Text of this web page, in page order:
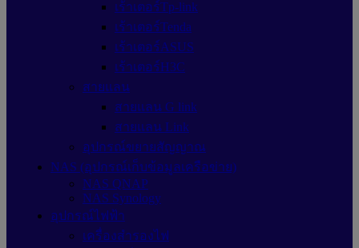
เร้าเตอร์Tp-link
เร้าเตอร์Tenda
เร้าเตอร์ASUS
เร้าเตอร์H3C
สายแลน
สายแลน G link
สายแลน Link
อุปกรณ์ขยายสัญญาณ
NAS (อุปกรณ์เก็บข้อมูลเครือข่าย)
NAS QNAP
NAS Synology
อุปกรณ์ไฟฟ้า
เครื่องสำรองไฟ